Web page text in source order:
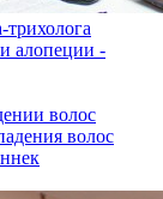
трихолога
алопеции -
волос
волос